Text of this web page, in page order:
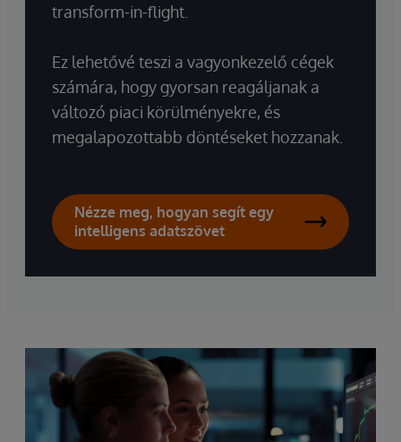
transform-in-flight.
Ez lehetővé teszi a vagyonkezelő cégek
számára, hogy gyorsan reagáljanak a
változó piaci körülményekre, és
megalapozottabb döntéseket hozzanak.
Nézze meg, hogyan segít egy
intelligens adatszövet